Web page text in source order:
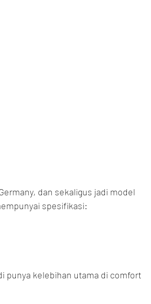
dan sekaligus jadi model
spesifikasi:
punya kelebihan utama di comfort